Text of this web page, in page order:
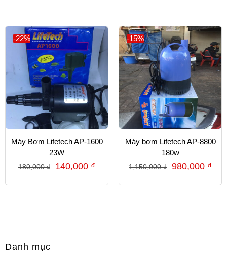
-22%
Máy Bơm Lifetech AP-1600
23W
180,000₫ 140,000 ₫
-15%
Máy bơm Lifetech AP-8800
180w
1,150,000₫ 980,000 ₫
Danh mục